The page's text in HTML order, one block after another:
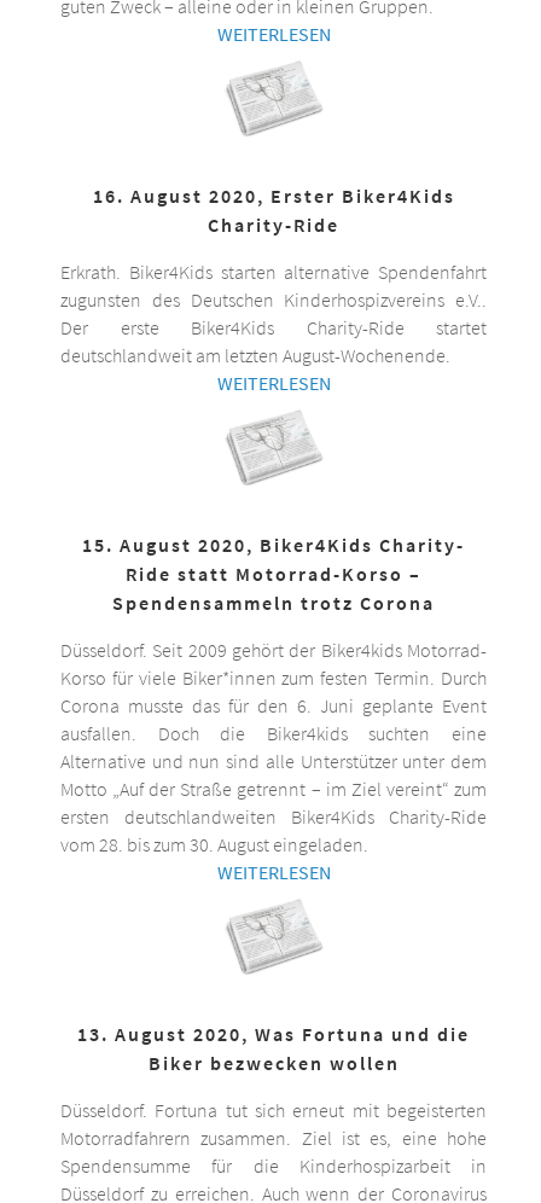
guten Zweck – alleine oder in kleinen Gruppen.
WEITERLESEN
16. August 2020, Erster Biker4Kids
Charity-Ride
Erkrath. Biker4Kids starten alternative Spendenfahrt
zugunsten des Deutschen Kinderhospizvereins e.V..
Der erste Biker4Kids Charity-Ride startet
deutschlandweit am letzten August-Wochenende.
WEITERLESEN
15. August 2020, Biker4Kids Charity-
Ride statt Motorrad-Korso –
Spendensammeln trotz Corona
Düsseldorf. Seit 2009 gehört der Biker4kids Motorrad-
Korso für viele Biker*innen zum festen Termin. Durch
Corona musste das für den 6. Juni geplante Event
ausfallen. Doch die Biker4kids suchten eine
Alternative und nun sind alle Unterstützer unter dem
Motto „Auf der Straße getrennt – im Ziel vereint“ zum
ersten deutschlandweiten Biker4Kids Charity-Ride
vom 28. bis zum 30. August eingeladen.
WEITERLESEN
13. August 2020, Was Fortuna und die
Biker bezwecken wollen
Düsseldorf. Fortuna tut sich erneut mit begeisterten
Motorradfahrern zusammen. Ziel ist es, eine hohe
Spendensumme für die Kinderhospizarbeit in
Düsseldorf zu erreichen. Auch wenn der Coronavirus